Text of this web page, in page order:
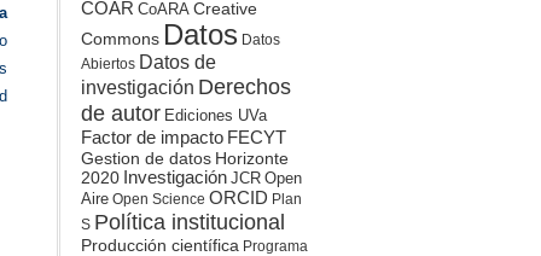
COAR CoARA Creative
Commons Datos Datos
Abiertos Datos de
investigación Derechos
de autor Ediciones UVa
Factor de impacto FECYT
Gestion de datos Horizonte
2020 Investigación JCR Open
Aire Open Science ORCID Plan
S Política institucional
Producción científica Programa